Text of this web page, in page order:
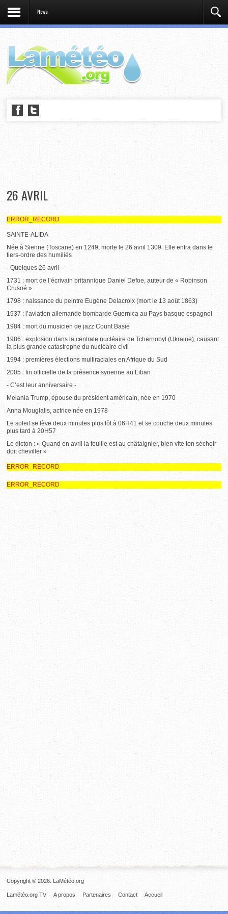
News
26 AVRIL
ERROR_RECORD
SAINTE-ALIDA
Née à Sienne (Toscane) en 1249, morte le 26 avril 1309. Elle entra dans le
tiers-ordre des humiliés
- Quelques 26 avril -
1731 : mort de l’écrivain britannique Daniel Defoe, auteur de « Robinson
Crusoé »
1798 : naissance du peintre Eugène Delacroix (mort le 13 août 1863)
1937 : l’aviation allemande bombarde Guernica au Pays basque espagnol
1984 : mort du musicien de jazz Count Basie
1986 : explosion dans la centrale nucléaire de Tchernobyl (Ukraine), causant
la plus grande catastrophe du nucléaire civil
1994 : premières élections multiraciales en Afrique du Sud
2005 : fin officielle de la présence syrienne au Liban
- C’est leur anniversaire -
Melania Trump, épouse du président américain, née en 1970
Anna Mouglalis, actrice née en 1978
Le soleil se lève deux minutes plus tôt à 06H41 et se couche deux minutes
plus tard à 20H57
Le dicton : « Quand en avril la feuille est au châtaignier, bien vite ton séchoir
doit cheviller »
ERROR_RECORD
ERROR_RECORD
Copyright © 2026. LaMétéo.org
Accueil
Contact
Partenaires
A propos
Lamétéo.org TV